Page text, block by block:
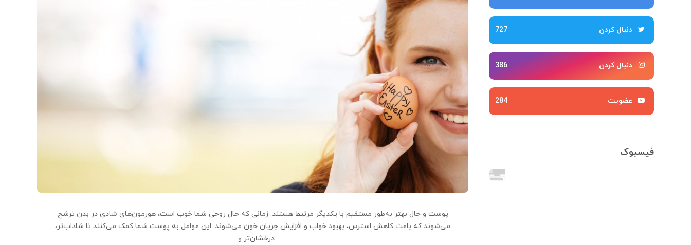
پوست و حال بهتر به‌طور مستقیم با یکدیگر مرتبط هستند. زمانی که حال روحی شما خوب است، هورمون‌های شادی در بدن ترشح
می‌شوند که باعث کاهش استرس، بهبود خواب و افزایش جریان خون می‌شوند. این عوامل به پوست شما کمک می‌کنند تا شاداب‌تر،
درخشان‌تر و…
دنبال کردن 727
دنبال کردن 386
عضویت 284
فیسبوک